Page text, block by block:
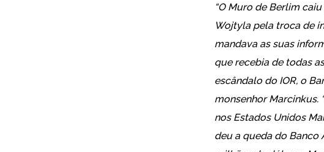
“O Muro de Berlim
Wojtyla pela troca de
mandava as suas
que recebia de todas
escândalo do IOR, o
monsenhor Marcinkus.
nos Estados Unidos
deu a queda do Banco